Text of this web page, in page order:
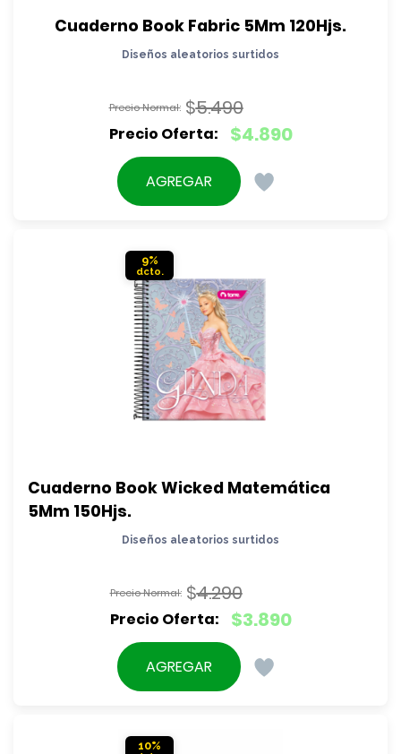
Cuaderno Book Fabric 5Mm 120Hjs.
Diseños aleatorios surtidos
$5.490
El
precio
original
$4.890
El
precio
actual
AGREGAR
9%
Cuaderno Book Wicked Matemática
5Mm 150Hjs.
Diseños aleatorios surtidos
$4.290
El
precio
original
$3.890
El
precio
actual
AGREGAR
10%